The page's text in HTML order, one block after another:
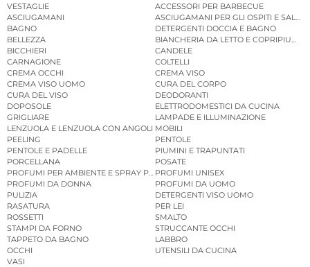
VESTAGLIE
ACCESSORI PER BARBECUE
ASCIUGAMANI
ASCIUGAMANI PER GLI OSPITI E
BAGNO
DETERGENTI DOCCIA E BAGNO
BELLEZZA
BIANCHERIA DA LETTO E COPRIPIUMINI
BICCHIERI
CANDELE
CARNAGIONE
COLTELLI
CREMA OCCHI
CREMA VISO
CREMA VISO UOMO
CURA DEL CORPO
CURA DEL VISO
DEODORANTI
DOPOSOLE
ELETTRODOMESTICI DA CUCINA
GRIGLIARE
LAMPADE E ILLUMINAZIONE
LENZUOLA E LENZUOLA CON ANGOLI MOBILI
PEELING
PENTOLE
PENTOLE E PADELLE
PIUMINI E TRAPUNTATI
PORCELLANA
POSATE
PROFUMI PER AMBIENTE E SPRAY PER AMBIENTE
PROFUMI UNISEX
PROFUMI DA DONNA
PROFUMI DA UOMO
PULIZIA
DETERGENTI VISO UOMO
RASATURA
PER LEI
ROSSETTI
SMALTO
STAMPI DA FORNO
STRUCCANTE OCCHI
TAPPETO DA BAGNO
LABBRO
OCCHI
UTENSILI DA CUCINA
VASI